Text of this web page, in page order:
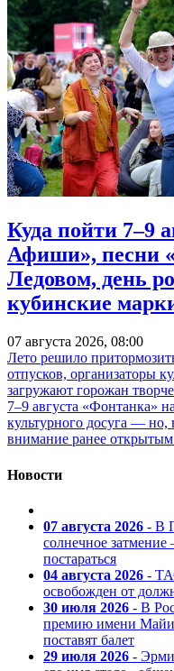
Куда пойти 7–9
Афиши», песни
Ледовом, день
кубинские
07 августа 2026, 08:00
Лето решило
отпусков, организаторы
загружают горожан
7–9 августа «Фонтанка»
культурного досуга — но,
внимание ранее
Новости
07 августа 2026 - В
солнечное
постараться
04 августа 2026 -
освобожден от
30 июля 2026 - В
премию имени Майи
поставят балет
29 июля 2026 -